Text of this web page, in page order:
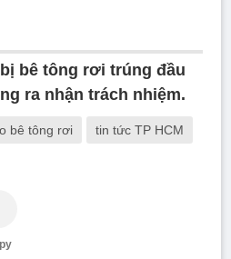
bê tông rơi trúng đầu
ra nhận trách nhiệm.
bê tông rơi tin tức TP HCM